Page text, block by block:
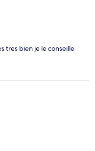
tres bien je le conseille